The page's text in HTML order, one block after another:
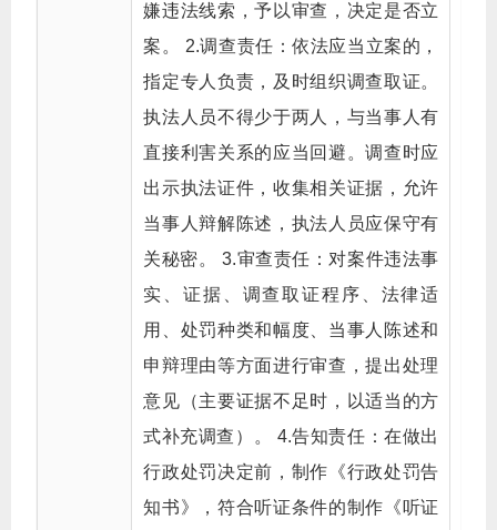
嫌违法线索，予以审查，决定是否立
案。 2.调查责任：依法应当立案的，
指定专人负责，及时组织调查取证。
执法人员不得少于两人，与当事人有
直接利害关系的应当回避。调查时应
出示执法证件，收集相关证据，允许
当事人辩解陈述，执法人员应保守有
关秘密。 3.审查责任：对案件违法事
实、证据、调查取证程序、法律适
用、处罚种类和幅度、当事人陈述和
申辩理由等方面进行审查，提出处理
意见（主要证据不足时，以适当的方
式补充调查）。 4.告知责任：在做出
行政处罚决定前，制作《行政处罚告
知书》，符合听证条件的制作《听证